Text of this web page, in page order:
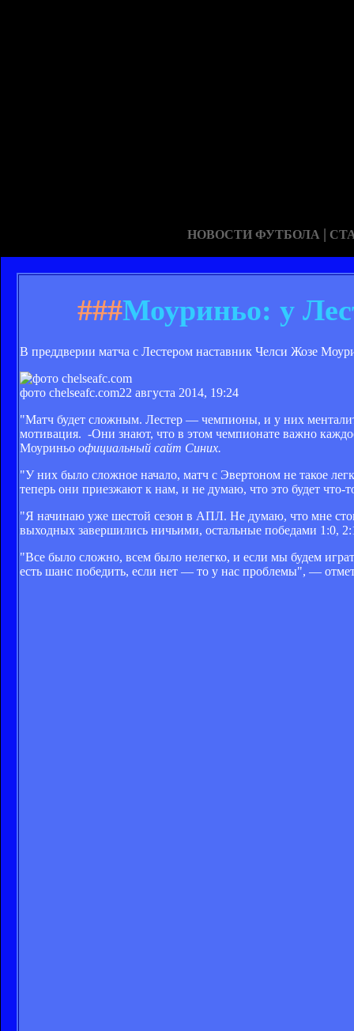
НОВОСТИ ФУТБОЛА |
###Моуриньо: у
В преддверии матча с Лестером наставник Челси Жозе
фото chelseafc.com22 августа 2014, 19:24
"Матч будет сложным. Лестер — чемпионы, и у них
мотивация. -Они знают, что в этом чемпионате важно
Моуриньо официальный сайт Синих.
"У них было сложное начало, матч с Эвертоном не такое
теперь они приезжают к нам, и не думаю, что это будет что-
"Я начинаю уже шестой сезон в АПЛ. Не думаю, что мне
выходных завершились ничьими, остальные победами 1:0,
"Все было сложно, всем было нелегко, и если мы будем
есть шанс победить, если нет — то у нас проблемы", —